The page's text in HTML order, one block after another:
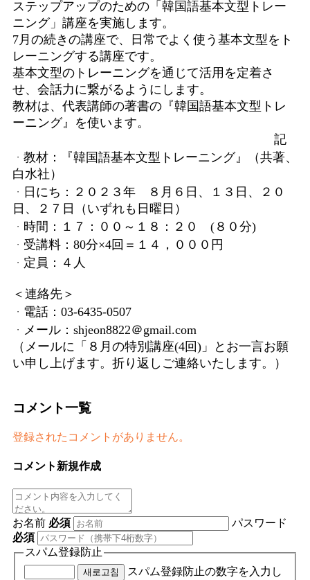
ステップアップのための「韓国語基本文型トレー
ニング」講座を実施します。
7月の続きの講座で、日常でよく使う基本文型をト
レーニングする講座です。
基本文型のトレーニングを通じて活用を定着さ
せ、会話力に繋がるようにします。
教材は、代表講師の著書の『韓国語基本文型トレ
ーニング』を使います。
記
ᆞ教材：『韓国語基本文型トレーニング』（共著、
白水社）
ᆞ日にち：２０２３年 ８月６日、１３日、２０
日、２７日（いずれも日曜日）
ᆞ時間：１７：００～１８：２０ (８０分)
ᆞ受講料：80分×4回＝１４，０００円
ᆞ定員：４人
＜連絡先＞
ᆞ電話：03-6435-0507
ᆞメール：shjeon8822＠gmail.com
（メールに「８月の特別講座(4回)」とお一言お願
い申し上げます。折り返しご連絡いたします。）
コメント一覧
登録されたコメントがありません。
コメント新規作成
お名前 必須
パスワード
必須
スパム登録防止
새로고침
スパム登録防止の数字を入力し